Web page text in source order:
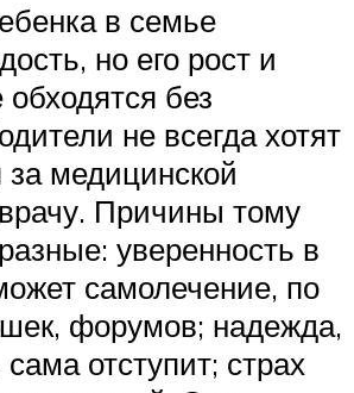
в семье
но его рост и
без
не всегда хотят
медицинской
Причины тому
уверенность в
самолечение, по
форумов; надежда,
отступит; страх